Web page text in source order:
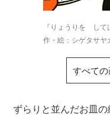
『りょうりを して
作・絵：シゲタサ
すべての
ずらりと並んだお皿